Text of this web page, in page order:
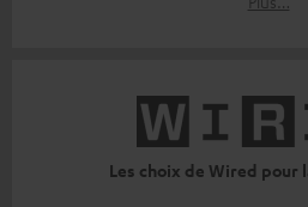
Les choix de Wired pour